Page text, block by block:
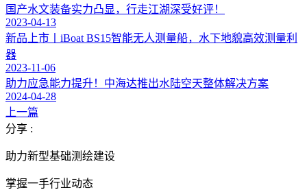
国产水文装备实力凸显，行走江湖深受好评！
2023-04-13
新品上市丨iBoat BS15智能无人测量船，水下地貌高效测量利
器
2023-11-06
助力应急能力提升！中海达推出水陆空天整体解决方案
2024-04-28
上一篇
分享 :
助力新型基础测绘建设
掌握一手行业动态